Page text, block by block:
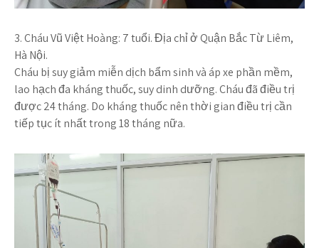
3. Cháu Vũ Việt Hoàng: 7 tuổi. Địa chỉ ở Quận Bắc Từ Liêm,
Hà Nội.
Cháu bị suy giảm miễn dịch bẩm sinh và áp xe phần mềm,
lao hạch đa kháng thuốc, suy dinh dưỡng. Cháu đã điều trị
được 24 tháng. Do kháng thuốc nên thời gian điều trị cần
tiếp tục ít nhất trong 18 tháng nữa.